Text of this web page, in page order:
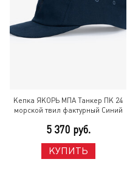
Кепка ЯКОРЬ МПА Танкер ПК 24
морской твил фактурный Синий
5 370 руб.
КУПИТЬ